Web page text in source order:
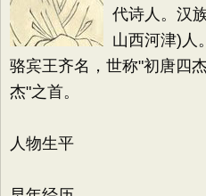
代诗人。汉
山西河津)人
骆宾王齐名，世称"初唐四
杰"之首。
人物生平